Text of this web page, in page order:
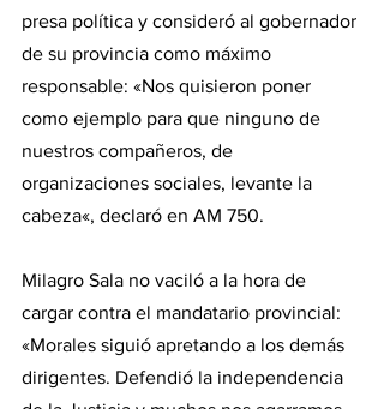
presa política y consideró al gobernador
de su provincia como máximo
responsable: «Nos quisieron poner
como ejemplo para que ninguno de
nuestros compañeros, de
organizaciones sociales, levante la
cabeza«, declaró en AM 750.
Milagro Sala no vaciló a la hora de
cargar contra el mandatario provincial:
«Morales siguió apretando a los demás
dirigentes. Defendió la independencia